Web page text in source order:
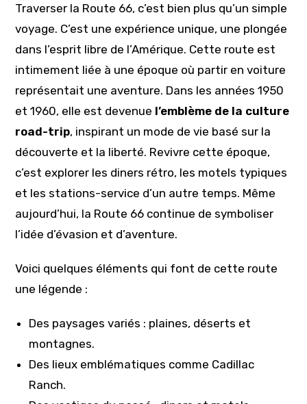
Traverser la Route 66, c’est bien plus qu’un simple
voyage. C’est une expérience unique, une plongée
dans l’esprit libre de l’Amérique. Cette route est
intimement liée à une époque où partir en voiture
représentait une aventure. Dans les années 1950
et 1960, elle est devenue l’emblème de la culture
road-trip, inspirant un mode de vie basé sur la
découverte et la liberté. Revivre cette époque,
c’est explorer les diners rétro, les motels typiques
et les stations-service d’un autre temps. Même
aujourd’hui, la Route 66 continue de symboliser
l’idée d’évasion et d’aventure.
Voici quelques éléments qui font de cette route
une légende :
Des paysages variés : plaines, déserts et
montagnes.
Des lieux emblématiques comme Cadillac
Ranch.